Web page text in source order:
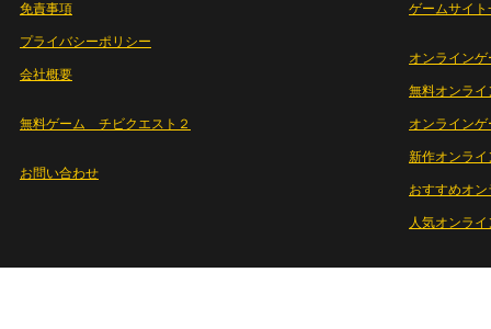
免責事項
プライバシーポリシー
会社概要
無料ゲーム チビクエスト２
お問い合わせ
ゲームサイト
オンラインゲ
無料オンライ
オンライン
新作オンライ
おすすめオ
人気オンラ